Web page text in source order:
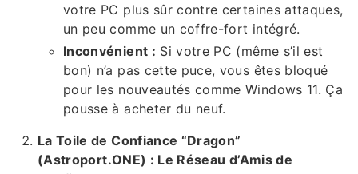
votre PC plus sûr contre certaines attaques,
un peu comme un coffre-fort intégré.
Inconvénient : Si votre PC (même s’il est
bon) n’a pas cette puce, vous êtes bloqué
pour les nouveautés comme Windows 11. Ça
pousse à acheter du neuf.
La Toile de Confiance “Dragon”
(Astroport.ONE) : Le Réseau d’Amis de